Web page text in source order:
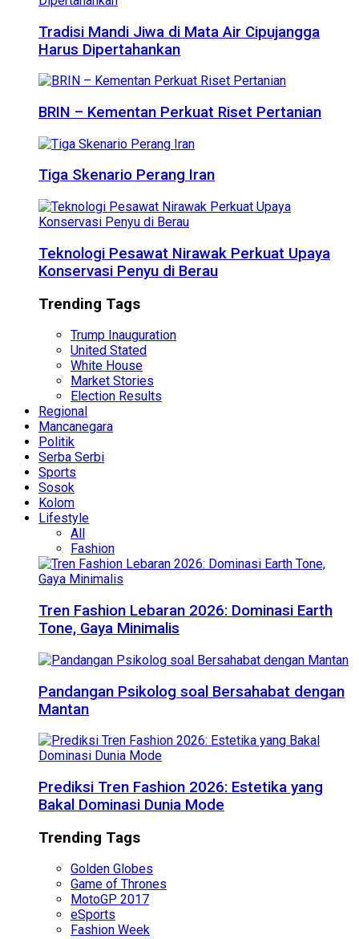
Tradisi Mandi Jiwa di Mata Air Cipujangga
Harus Dipertahankan
BRIN – Kementan Perkuat Riset Pertanian
Tiga Skenario Perang Iran
Teknologi Pesawat Nirawak Perkuat Upaya
Konservasi Penyu di Berau
Trending Tags
Trump Inauguration
United Stated
White House
Market Stories
Election Results
Regional
Mancanegara
Politik
Serba Serbi
Sports
Sosok
Kolom
Lifestyle
All
Fashion
Tren Fashion Lebaran 2026: Dominasi Earth
Tone, Gaya Minimalis
Pandangan Psikolog soal Bersahabat dengan
Mantan
Prediksi Tren Fashion 2026: Estetika yang
Bakal Dominasi Dunia Mode
Trending Tags
Golden Globes
Game of Thrones
MotoGP 2017
eSports
Fashion Week